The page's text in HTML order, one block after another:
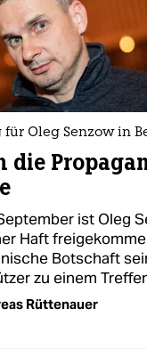
für Oleg Senzow in
die
ist Oleg
Haft
Botschaft
zu einem
Rüttenauer